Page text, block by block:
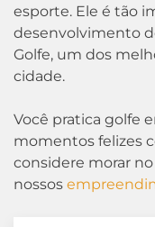
esporte. Ele é tão
desenvolvimento
Golfe, um dos
cidade.
Você pratica golfe
momentos felizes
considere morar
nossos